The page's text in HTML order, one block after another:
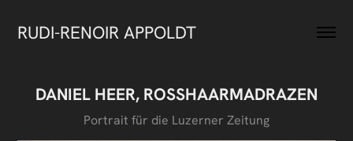
RUDI-RENOIR APPOLDT
DANIEL HEER, ROSSHAARMADRAZEN
Portrait für die Luzerner Zeitung